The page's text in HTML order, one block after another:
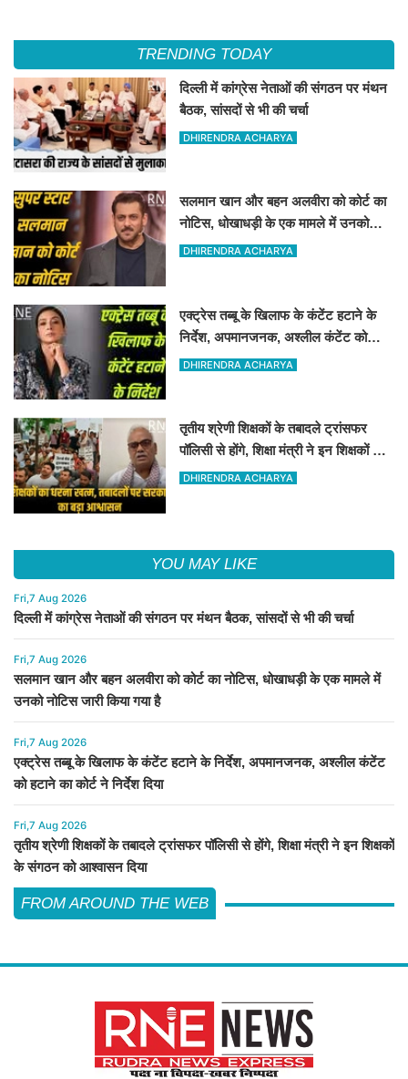
TRENDING TODAY
दिल्ली में कांग्रेस नेताओं की संगठन पर मंथन
बैठक, सांसदों से भी की चर्चा
DHIRENDRA ACHARYA
सलमान खान और बहन अलवीरा को कोर्ट का
नोटिस, धोखाधड़ी के एक मामले में उनको
नोटिस जारी किया गया है
DHIRENDRA ACHARYA
एक्ट्रेस तब्बू के खिलाफ के कंटेंट हटाने के
निर्देश, अपमानजनक, अश्लील कंटेंट को
हटाने का कोर्ट ने निर्देश दिया
DHIRENDRA ACHARYA
तृतीय श्रेणी शिक्षकों के तबादले ट्रांसफर
पॉलिसी से होंगे, शिक्षा मंत्री ने इन शिक्षकों के
संगठन को आश्वासन दिया
DHIRENDRA ACHARYA
YOU MAY LIKE
Fri,7 Aug 2026
दिल्ली में कांग्रेस नेताओं की संगठन पर मंथन बैठक, सांसदों से भी की चर्चा
Fri,7 Aug 2026
सलमान खान और बहन अलवीरा को कोर्ट का नोटिस, धोखाधड़ी के एक मामले में
उनको नोटिस जारी किया गया है
Fri,7 Aug 2026
एक्ट्रेस तब्बू के खिलाफ के कंटेंट हटाने के निर्देश, अपमानजनक, अश्लील कंटेंट
को हटाने का कोर्ट ने निर्देश दिया
Fri,7 Aug 2026
तृतीय श्रेणी शिक्षकों के तबादले ट्रांसफर पॉलिसी से होंगे, शिक्षा मंत्री ने इन शिक्षकों
के संगठन को आश्वासन दिया
FROM AROUND THE WEB